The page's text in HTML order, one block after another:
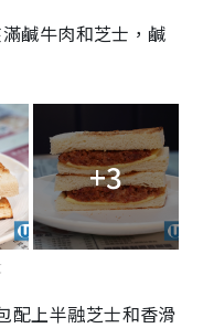
鹹牛肉和芝士，鹹
+3
配上半融芝士和香滑